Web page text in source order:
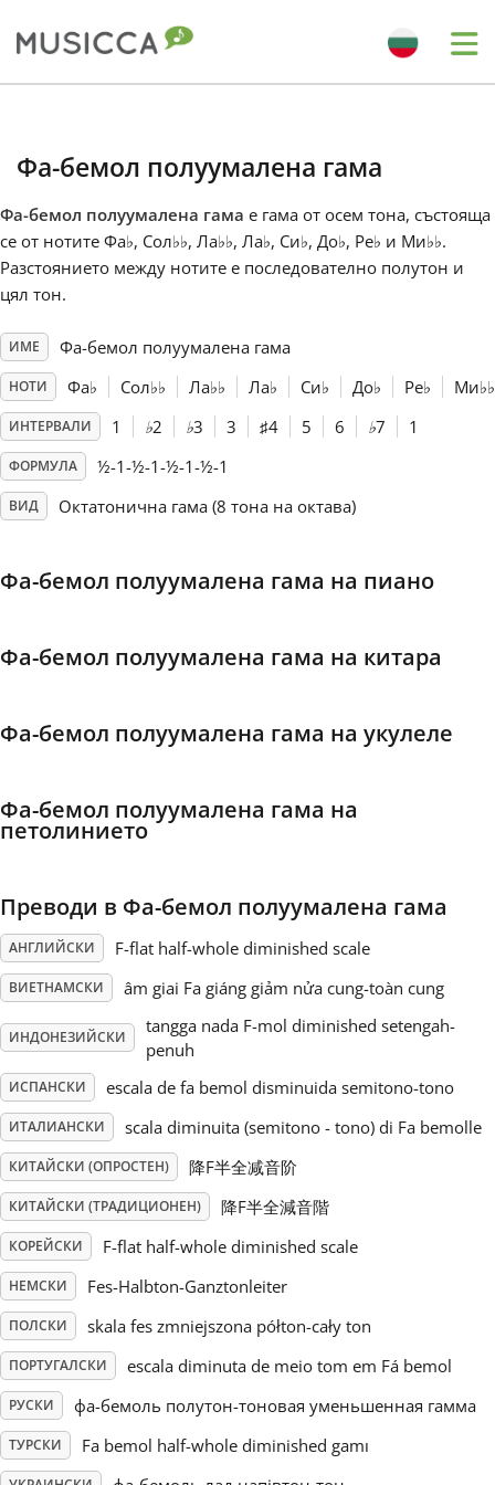
English
Español
日本語
Português
Русский
Svenska
Tiếng Việt
Türkçe
Українська
繁體中文
Фа-бемол полуумалена гама
Фа-бемол полуумалена гама е гама от осем тона, състояща
се от нотите Фа♭, Сол♭♭, Ла♭♭, Ла♭, Си♭, До♭, Ре♭ и Ми♭♭.
Разстоянието между нотите е последователно полутон и
цял тон.
ИМЕ Фа-бемол полуумалена гама
НОТИ Фа♭ Сол♭♭ Ла♭♭ Ла♭ Си♭ До♭ Ре♭ Ми♭♭
ИНТЕРВАЛИ 1 ♭2 ♭3 3 ♯4 5 6 ♭7 1
ФОРМУЛА ½-1-½-1-½-1-½-1
ВИД Октатонична гама (8 тона на октава)
Фа-бемол полуумалена гама на пиано
Фа-бемол полуумалена гама на китара
Фа-бемол полуумалена гама на укулеле
Фа-бемол полуумалена гама на
петолинието
Преводи в Фа-бемол полуумалена гама
АНГЛИЙСКИ F-flat half-whole diminished scale
ВИЕТНАМСКИ âm giai Fa giáng giảm nửa cung-toàn cung
ИНДОНЕЗИЙСКИ
tangga nada F-mol diminished setengah-
penuh
ИСПАНСКИ escala de fa bemol disminuida semitono-tono
ИТАЛИАНСКИ scala diminuita (semitono - tono) di Fa bemolle
КИТАЙСКИ (ОПРОСТЕН) 降F半全减音阶
КИТАЙСКИ (ТРАДИЦИОНЕН) 降F半全減音階
КОРЕЙСКИ F-flat half-whole diminished scale
НЕМСКИ Fes-Halbton-Ganztonleiter
ПОЛСКИ skala fes zmniejszona półton-cały ton
ПОРТУГАЛСКИ escala diminuta de meio tom em Fá bemol
РУСКИ фа-бемоль полутон-тоновая уменьшенная гамма
ТУРСКИ Fa bemol half-whole diminished gamı